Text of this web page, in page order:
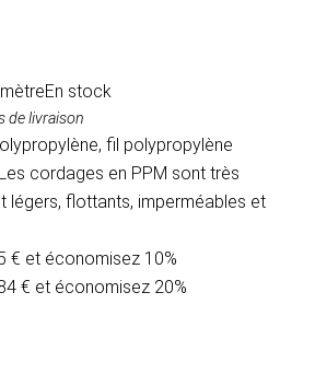
En stock
de livraison
fil polypropylène
cordages en PPM sont très
légers, flottants, imperméables et
€ et économisez 10%
€ et économisez 20%